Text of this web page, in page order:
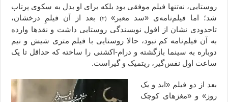
روستایی، نه‌تنها فیلم موفقی بود بلکه برای او بدل به سکوی پرتاب
شد؛ اما فیلم‌نامه‌ی «سد معبر»
(۲)
بعد از آن فیلمِ درخشان،
تاحدودی نشان از افول نویسندگی روستایی داشت و نقدها وارده
به آن فیلم‌نامه کم نبود، حالا روستایی با فیلم متری شیش و نیم
دوباره به سینما بازگشته و درام-اکشنی را ساخته که حداقل تا یک
ساعت اول نفس‌گیر، ریتمیک و گیراست.
بعد از دو فیلم «ابد و یک
روز» و «مغزهای کوچک